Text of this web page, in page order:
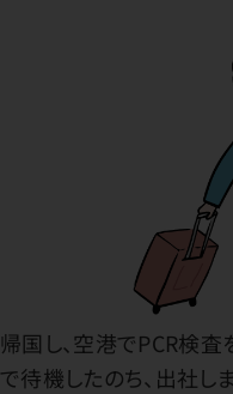
帰国し、空港でPCR検
で待機したのち、出社し